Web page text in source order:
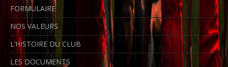
FORMULAIRE
NOS VALEURS
L’HISTOIRE DU CLUB
LES DOCUMENTS